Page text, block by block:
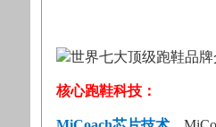
核心跑鞋科技：